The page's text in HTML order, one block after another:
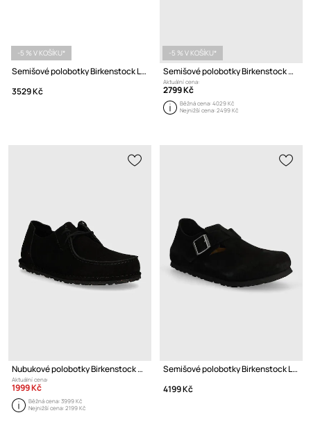
-5 % V KOŠÍKU*
Semišové polobotky Birkenstock London
3529 Kč
-5 % V KOŠÍKU*
Semišové polobotky Birkenstock Utti Lace
Aktuální cena:
2799 Kč
Běžná cena:4029 Kč
Nejnižší cena:2499 Kč
Nubukové polobotky Birkenstock Utti Lace
Aktuální cena:
1999 Kč
Běžná cena:3999 Kč
Nejnižší cena:2199 Kč
Semišové polobotky Birkenstock London
4199 Kč